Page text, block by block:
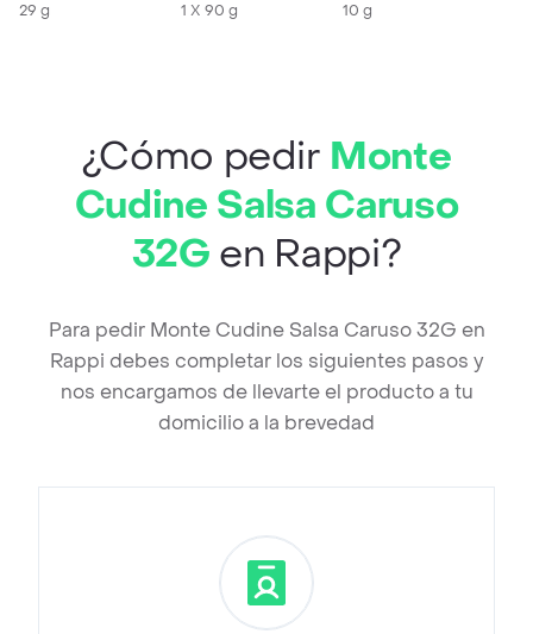
29 g
1 X 90 g
10 g
¿Cómo pedir Monte
Cudine Salsa Caruso
32G en Rappi?
Para pedir Monte Cudine Salsa Caruso 32G en
Rappi debes completar los siguientes pasos y
nos encargamos de llevarte el producto a tu
domicilio a la brevedad